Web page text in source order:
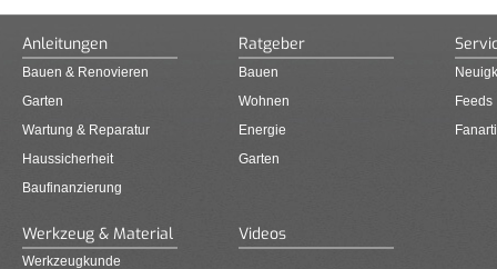
Anleitungen
Bauen & Renovieren
Garten
Wartung & Reparatur
Haussicherheit
Baufinanzierung
Ratgeber
Bauen
Wohnen
Energie
Garten
Feeds
Werkzeug & Material
Werkzeugkunde
Videos